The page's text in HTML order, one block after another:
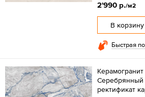
2'990 р./м2
В корзину
Быстрая
Серебрянный
ректификат